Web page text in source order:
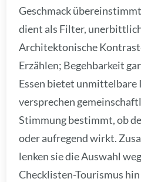
Geschmack
dient als Filter,
Architektonische
Erzählen; Begehbarkeit
Essen bietet
versprechen
Stimmung bestimmt, ob
oder aufregend wirkt.
lenken sie die Auswahl
Checklisten-Tourismus